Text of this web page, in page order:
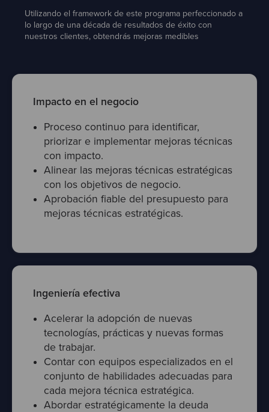
Utilizando el framework de este programa perfeccionado a
lo largo de una década de resultados de éxito con
nuestros clientes, obtendrás mejoras medibles
Impacto en el negocio
Proceso continuo para identificar,
priorizar e implementar mejoras técnicas
con impacto.
Alinear las mejoras técnicas estratégicas
con los objetivos de negocio.
Aprobación fiable del presupuesto para
mejoras técnicas estratégicas.
Ingeniería efectiva
Acelerar la adopción de nuevas
tecnologías, prácticas y nuevas formas
de trabajar.
Contar con equipos especializados en el
conjunto de habilidades adecuadas para
cada mejora técnica estratégica.
Abordar estratégicamente la deuda